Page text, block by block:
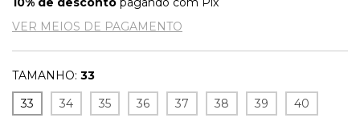
VER MEIOS DE PAGAMENTO
TAMANHO: 33
33
34 35 36 37 38 39 40